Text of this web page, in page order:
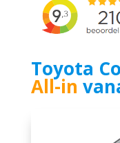
Toyota
All-in